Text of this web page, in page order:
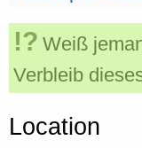
Weiß
Verbleib
Location